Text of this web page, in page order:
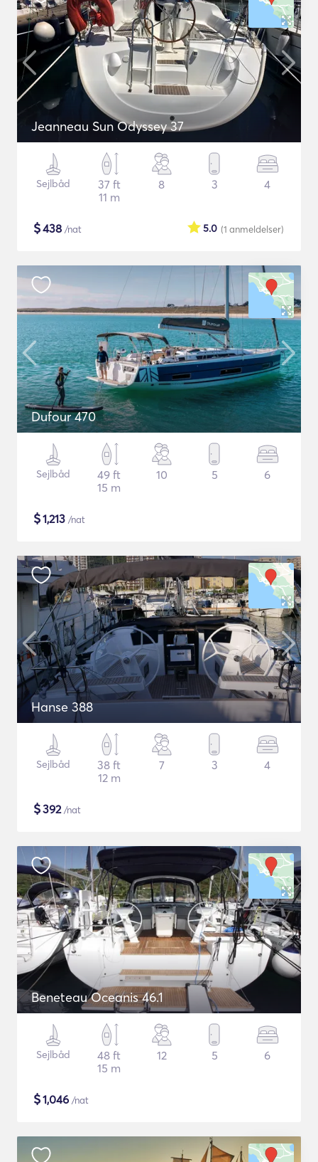
Jeanneau Sun Odyssey 37
Sejlbåd
37 ft
11 m
8 3 4
$438 /nat (1 anmeldelser)
5.0
Dufour 470
Sejlbåd
49 ft
15 m
10 5 6
$1,213 /nat
Hanse 388
Sejlbåd
38 ft
12 m
7 3 4
$392/nat
Beneteau Oceanis 46.1
Sejlbåd
48 ft
15 m
12 5 6
$1,046 /nat